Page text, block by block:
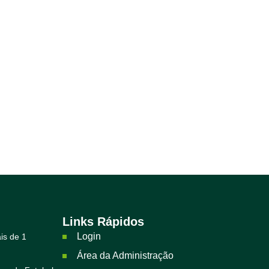
de 1
Links Rápidos
Login
Área da Administração